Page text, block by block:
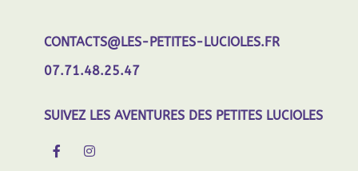
CONTACTS@LES-PETITES-LUCIOLES.FR
07.71.48.25.47
SUIVEZ LES AVENTURES DES PETITES LUCIOLES